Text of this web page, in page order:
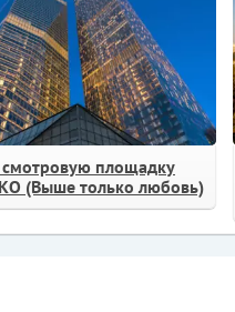
смотровую площадку
(Выше только любовь)